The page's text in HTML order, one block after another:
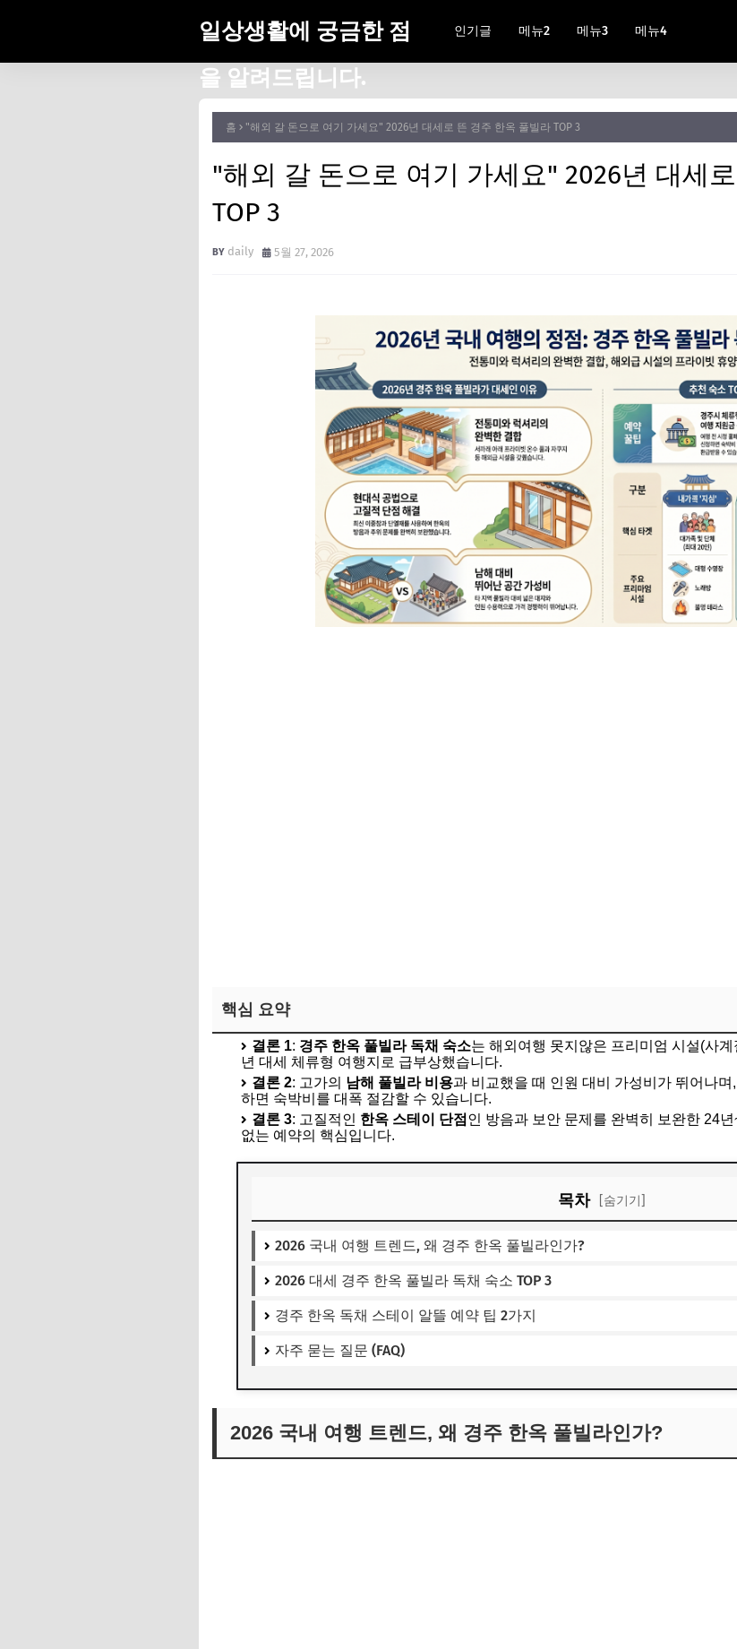
일상생활에 궁금한 점
을 알려드립니다.
인기글 메뉴2 메뉴3 메뉴4
홈 "해외 갈 돈으로 여기 가세요" 2026년 대세로 뜬 경주 한옥 풀빌라 TOP 3
"해외 갈 돈으로 여기 가세요" 2026년 대세
TOP 3
daily 5월 27, 2026
핵심 요약
결론 1: 경주 한옥 풀빌라 독채 숙소는 해외여행 못지않은 프리미엄 시설(사
년 대세 체류형 여행지로 급부상했습니다.
결론 2: 고가의 남해 풀빌라 비용과 비교했을 때 인원 대비 가성비가 뛰어나며,
하면 숙박비를 대폭 절감할 수 있습니다.
결론 3: 고질적인 한옥 스테이 단점 인 방음과 보안 문제를 완벽히 보완한 24
없는 예약의 핵심입니다.
목차 [숨기기]
2026 국내 여행 트렌드, 왜 경주 한옥 풀빌라인가?
2026 대세 경주 한옥 풀빌라 독채 숙소 TOP 3
경주 한옥 독채 스테이 알뜰 예약 팁 2가지
자주 묻는 질문 (FAQ)
2026 국내 여행 트렌드, 왜 경주 한옥 풀빌라인가?